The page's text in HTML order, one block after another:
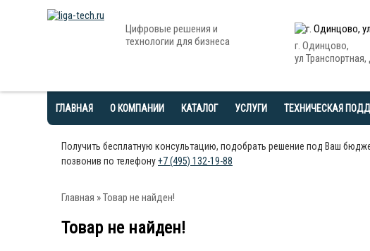
Цифровые решения и
технологии для бизнеса
г. Одинцово,
ул Транспортная,
ГЛАВНАЯ О КОМПАНИИ КАТАЛОГ УСЛУГИ ТЕХНИЧЕСКАЯ
Получить бесплатную консультацию, подобрать решение под Ваш
позвонив по телефону+7 (495) 132-19-88
Главная » Товар не найден!
Товар не найден!